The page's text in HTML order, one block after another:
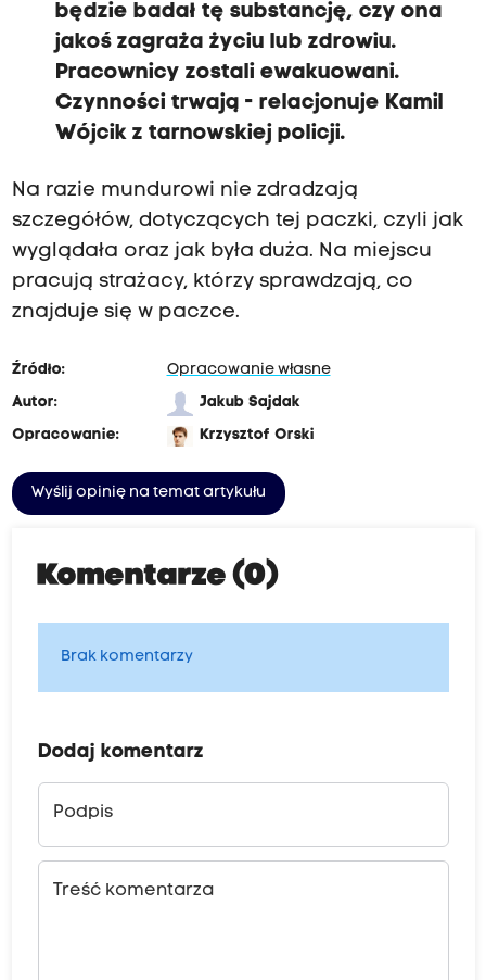
będzie badał tę substancję, czy ona
jakoś zagraża życiu lub zdrowiu.
Pracownicy zostali ewakuowani.
Czynności trwają - relacjonuje Kamil
Wójcik z tarnowskiej policji.
Na razie mundurowi nie zdradzają
szczegółów, dotyczących tej paczki, czyli jak
wyglądała oraz jak była duża. Na miejscu
pracują strażacy, którzy sprawdzają, co
znajduje się w paczce.
Źródło:
Opracowanie własne
Autor:
Jakub Sajdak
Opracowanie:
Krzysztof Orski
Wyślij opinię na temat artykułu
Komentarze (0)
Brak komentarzy
Dodaj komentarz
Podpis
Treść komentarza